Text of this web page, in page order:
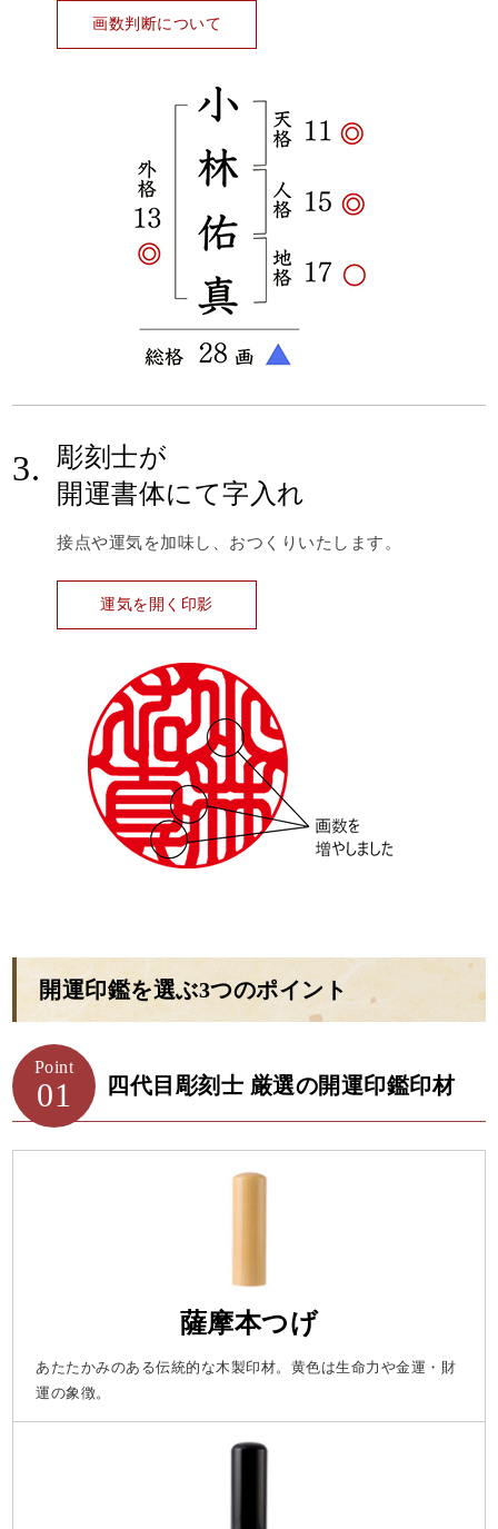
画数判断について
3.
彫刻士が
開運書体にて字入れ
接点や運気を加味し、おつくりいたします。
運気を開く印影
開運印鑑を選ぶ3つのポイント
Point
01 四代目彫刻士 厳選の開運印鑑印材
薩摩本つげ
あたたかみのある伝統的な木製印材。黄色は生命力や金運・財
運の象徴。